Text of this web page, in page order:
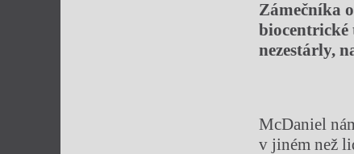
Zámečníka
nezestárly,
McDaniel
v jiném než